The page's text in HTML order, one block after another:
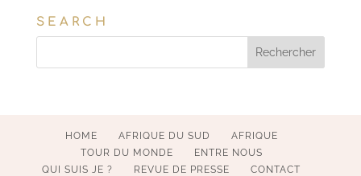
SEARCH
HOME AFRIQUE DU SUD
AFRIQUE
TOUR DU MONDE
ENTRE NOUS
QUI SUIS JE ?
REVUE DE PRESSE CONTACT